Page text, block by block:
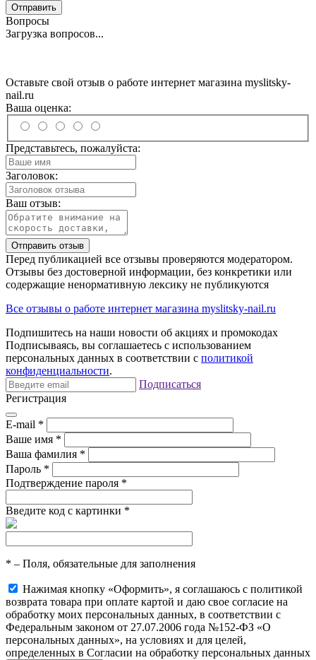
Отправить
Вопросы
Загрузка вопросов...
Оставьте свой отзыв о работе интернет магазина myslitsky-
nail.ru
Ваша оценка:
Представьтесь, пожалуйста:
Заголовок:
Ваш отзыв:
Отправить отзыв
Перед публикацией все отзывы проверяются модератором.
Отзывы без достоверной информации, без конкретики или
содержащие ненормативную лексику не публикуются
Все отзывы о работе интернет магазина myslitsky-nail.ru
Подпишитесь на наши новости об акциях и промокодах
Подписываясь, вы соглашаетесь с использованием
персональных данных в соответствии с политикой
конфиденциальности.
Подписаться
Регистрация
E-mail *
Ваше имя *
Ваша фамилия *
Пароль *
Подтверждение пароля *
Введите код с картинки *
* – Поля, обязательные для заполнения
Нажимая кнопку «Оформить», я соглашаюсь с политикой
возврата товара при оплате картой и даю свое согласие на
обработку моих персональных данных, в соответствии с
Федеральным законом от 27.07.2006 года №152-ФЗ «О
персональных данных», на условиях и для целей,
определенных в Согласии на обработку персональных данных